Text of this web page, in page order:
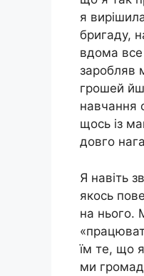
я
бригаду,
вдома все
заробляв
грошей
навчання
щось із
довго
Я навіть
якось
на нього.
їм те, що
ми